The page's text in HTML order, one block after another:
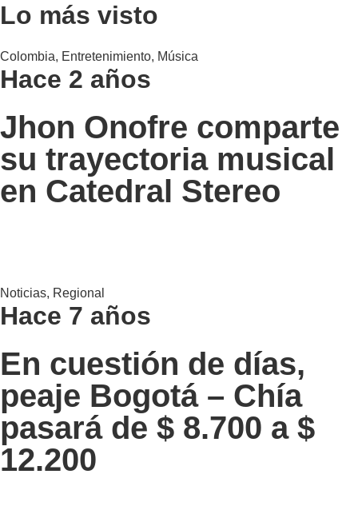
Lo más visto
Colombia, Entretenimiento, Música
Hace 2 años
Jhon Onofre comparte
su trayectoria musical
en Catedral Stereo
Noticias, Regional
Hace 7 años
En cuestión de días,
peaje Bogotá – Chía
pasará de $ 8.700 a $
12.200